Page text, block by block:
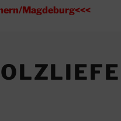
Magdeburg<<<